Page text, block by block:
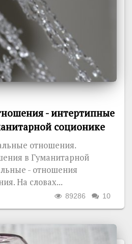
- интертипные
соционике
отношения.
в Гуманитарной
- отношения
На словах...
10
89286